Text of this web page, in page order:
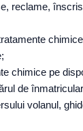
reclame,
chimice pe
de
volanul,